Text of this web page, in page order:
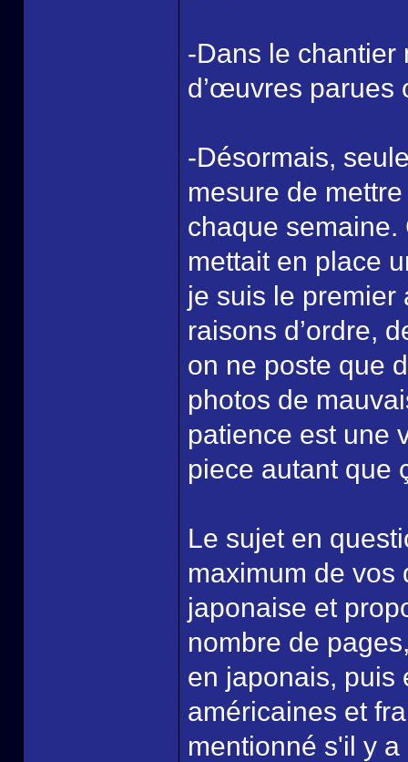
-Dans le chantier
d’œuvres parues
-Désormais,
mesure de
chaque semaine.
mettait en place
je suis le premier
raisons d’ordre,
on ne poste que
photos de
patience est une
piece autant que
Le sujet en
maximum de vos
japonaise et
nombre de
en japonais, puis
américaines et
mentionné s'il y